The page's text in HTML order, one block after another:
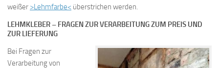
weißer >Lehmfarbe< überstrichen werden.
LEHMKLEBER – FRAGEN ZUR VERARBEITUNG ZUM PREIS UND
ZUR LIEFERUNG
Bei Fragen zur
Verarbeitung von